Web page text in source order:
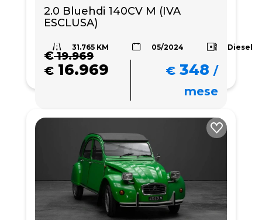
2.0 Bluehdi 140CV M (IVA
ESCLUSA)
31.765 KM 05/2024 Diesel
€19.969
€ 16.969 € 348 /
mese